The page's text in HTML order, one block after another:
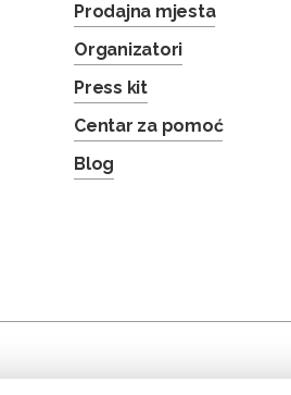
Prodajna mjesta
Organizatori
Press kit
Centar za pomoć
Blog